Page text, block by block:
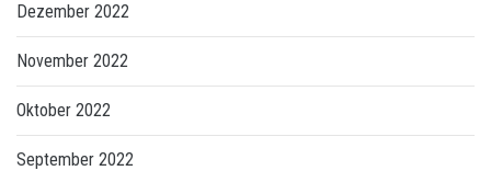
Dezember 2022
November 2022
Oktober 2022
September 2022